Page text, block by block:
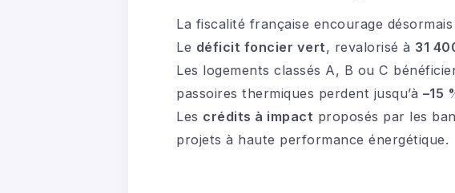
La fiscalité française encourage
Le déficit foncier vert, revalorisé à 31
Les logements classés A, B ou C
passoires thermiques perdent jusqu’à –15
Les crédits à impact proposés par les
projets à haute performance énergétique.